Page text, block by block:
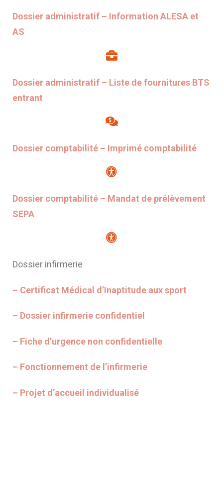
Dossier administratif – Information ALESA et
AS
Dossier administratif – Liste de fournitures BTS
entrant
Dossier comptabilité – Imprimé comptabilité
Dossier comptabilité – Mandat de prélèvement
SEPA
Dossier infirmerie
– Certificat Médical d’Inaptitude aux sport
– Dossier infirmerie confidentiel
– Fiche d’urgence non confidentielle
– Fonctionnement de l’infirmerie
– Projet d’accueil individualisé